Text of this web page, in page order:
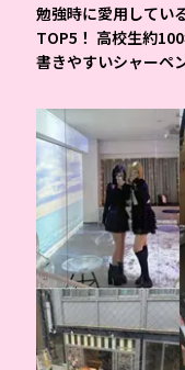
勉強時に愛用してい
TOP5！ 高校生約
書きやすいシャーペ